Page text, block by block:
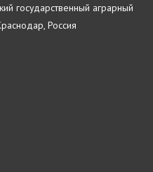
государственный аграрный
Россия